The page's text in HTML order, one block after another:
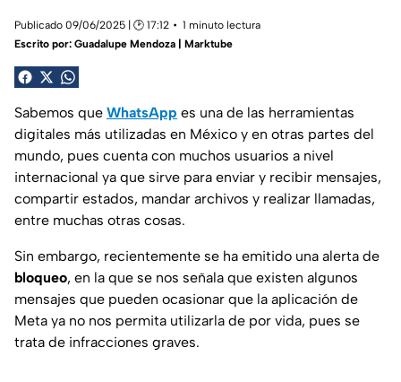
Publicado 09/06/2025 | 🕑 17:12
1 minuto lectura
Escrito por: Guadalupe Mendoza | Marktube
Sabemos que WhatsApp es una de las herramientas
digitales más utilizadas en México y en otras partes del
mundo, pues cuenta con muchos usuarios a nivel
internacional ya que sirve para enviar y recibir mensajes,
compartir estados, mandar archivos y realizar llamadas,
entre muchas otras cosas.
Sin embargo, recientemente se ha emitido una alerta de
bloqueo, en la que se nos señala que existen algunos
mensajes que pueden ocasionar que la aplicación de
Meta ya no nos permita utilizarla de por vida, pues se
trata de infracciones graves.